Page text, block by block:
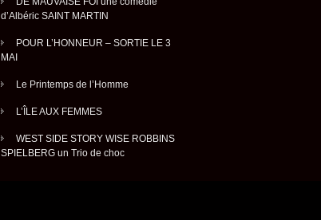
d’Albéric SAINT MARTIN
POUR L’HONNEUR – SORTIE LE 3
MAI
Le Printemps de l’Homme
L’ÎLE AUX FEMMES
WEST SIDE STORY WISE ROBBINS
SPIELBERG un Trio de choc